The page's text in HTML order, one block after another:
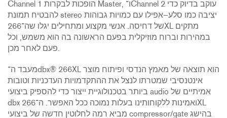
Channel 1 הופכות לבקרות Master, ו־Channel 2 עוקב בדיוק כדי
להבטיח תמונת stereo יציבה כמו סלע—אפילו עם כמויות גבוהות
של דחיסה. אנשי מקצוע ומתחילים יגלו שה־266XL מתקים
במהירות וברוח מוזיקלית בפעם הראשונה בה הוא משמש, וכל
פעם לאחר מכן.
מעבד ה־dbx® 266XL הוא תוצאה של מאמץ הנדסי ופיתוח מוצר
אינטנסיבי שמטרתו לנצל את ההתקדמויות העדכניות וטובות
ביותר בטכנולוגיית ייצור כדי להספיק ביצועי audio אמיתיים של
dbx ואמינות ללקוחותינו בעלות נמוכה ככל האפשר. ה־266XL
מביא רמה לחלוטין חדשה של ביצועי compressor/gate בהישג